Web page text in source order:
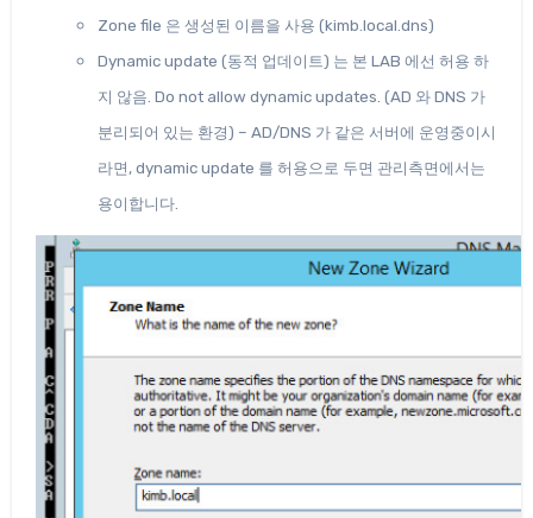
Zone file 은 생성된 이름을 사용 (kimb.local.dns)
Dynamic update (동적 업데이트) 는 본 LAB 에선 허용 하
지 않음. Do not allow dynamic updates. (AD 와 DNS 가
분리되어 있는 환경) – AD/DNS 가 같은 서버에 운영중이시
라면, dynamic update 를 허용으로 두면 관리측면에서는
용이합니다.